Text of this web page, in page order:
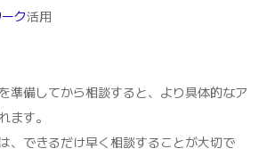
ク活用
準備してから相談すると、より具体的なア
ます。
、できるだけ早く相談することが大切で